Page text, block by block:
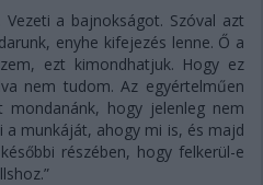
a bajnokságot. Szóval azt
enyhe kifejezés lenne. Ő a
ezt kimondhatjuk. Hogy ez
nem tudom. Az egyértelműen
hogy jelenleg nem
a munkáját, ahogy mi is, és majd
részében, hogy felkerül-e